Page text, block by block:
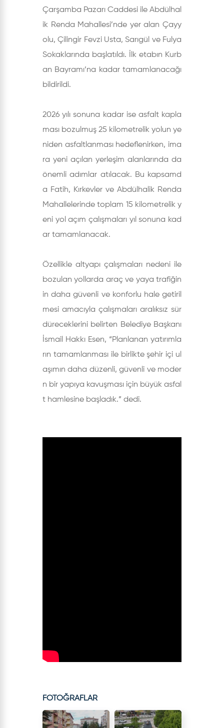
Çarşamba Pazarı Caddesi ile Abdülhal
ik Renda Mahallesi’nde yer alan Çayy
olu, Çilingir Fevzi Usta, Sarıgül ve Fulya
Sokaklarında başlatıldı. İlk etabın Kurb
an Bayramı’na kadar tamamlanacağı
bildirildi.
2026 yılı sonuna kadar ise asfalt kapla
ması bozulmuş 25 kilometrelik yolun ye
niden asfaltlanması hedeflenirken, ima
ra yeni açılan yerleşim alanlarında da
önemli adımlar atılacak. Bu kapsamd
a Fatih, Kırkevler ve Abdülhalik Renda
Mahallelerinde toplam 15 kilometrelik y
eni yol açım çalışmaları yıl sonuna kad
ar tamamlanacak.
Özellikle altyapı çalışmaları nedeni ile
bozulan yollarda araç ve yaya trafiğin
in daha güvenli ve konforlu hale getiril
mesi amacıyla çalışmaları aralıksız sür
düreceklerini belirten Belediye Başkanı
İsmail Hakkı Esen, “Planlanan yatırımla
rın tamamlanması ile birlikte şehir içi ul
aşımın daha düzenli, güvenli ve moder
n bir yapıya kavuşması için büyük asfal
t hamlesine başladık.” dedi.
FOTOĞRAFLAR